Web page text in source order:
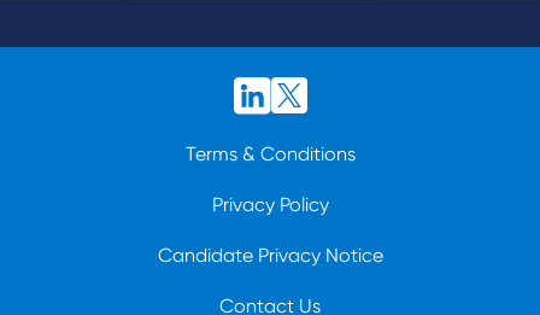
Terms & Conditions
Privacy Policy
Candidate Privacy Notice
Contact Us